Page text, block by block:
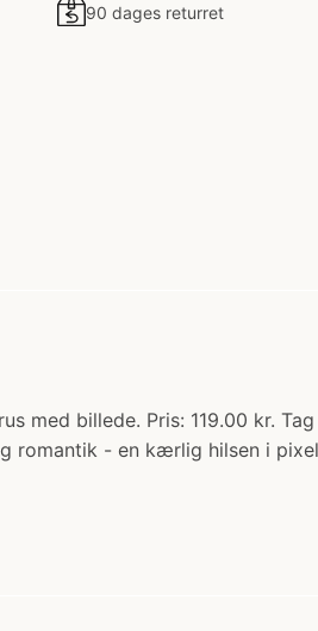
90 dages returret
med billede. Pris: 119.00 kr.
romantik - en kærlig hilsen i